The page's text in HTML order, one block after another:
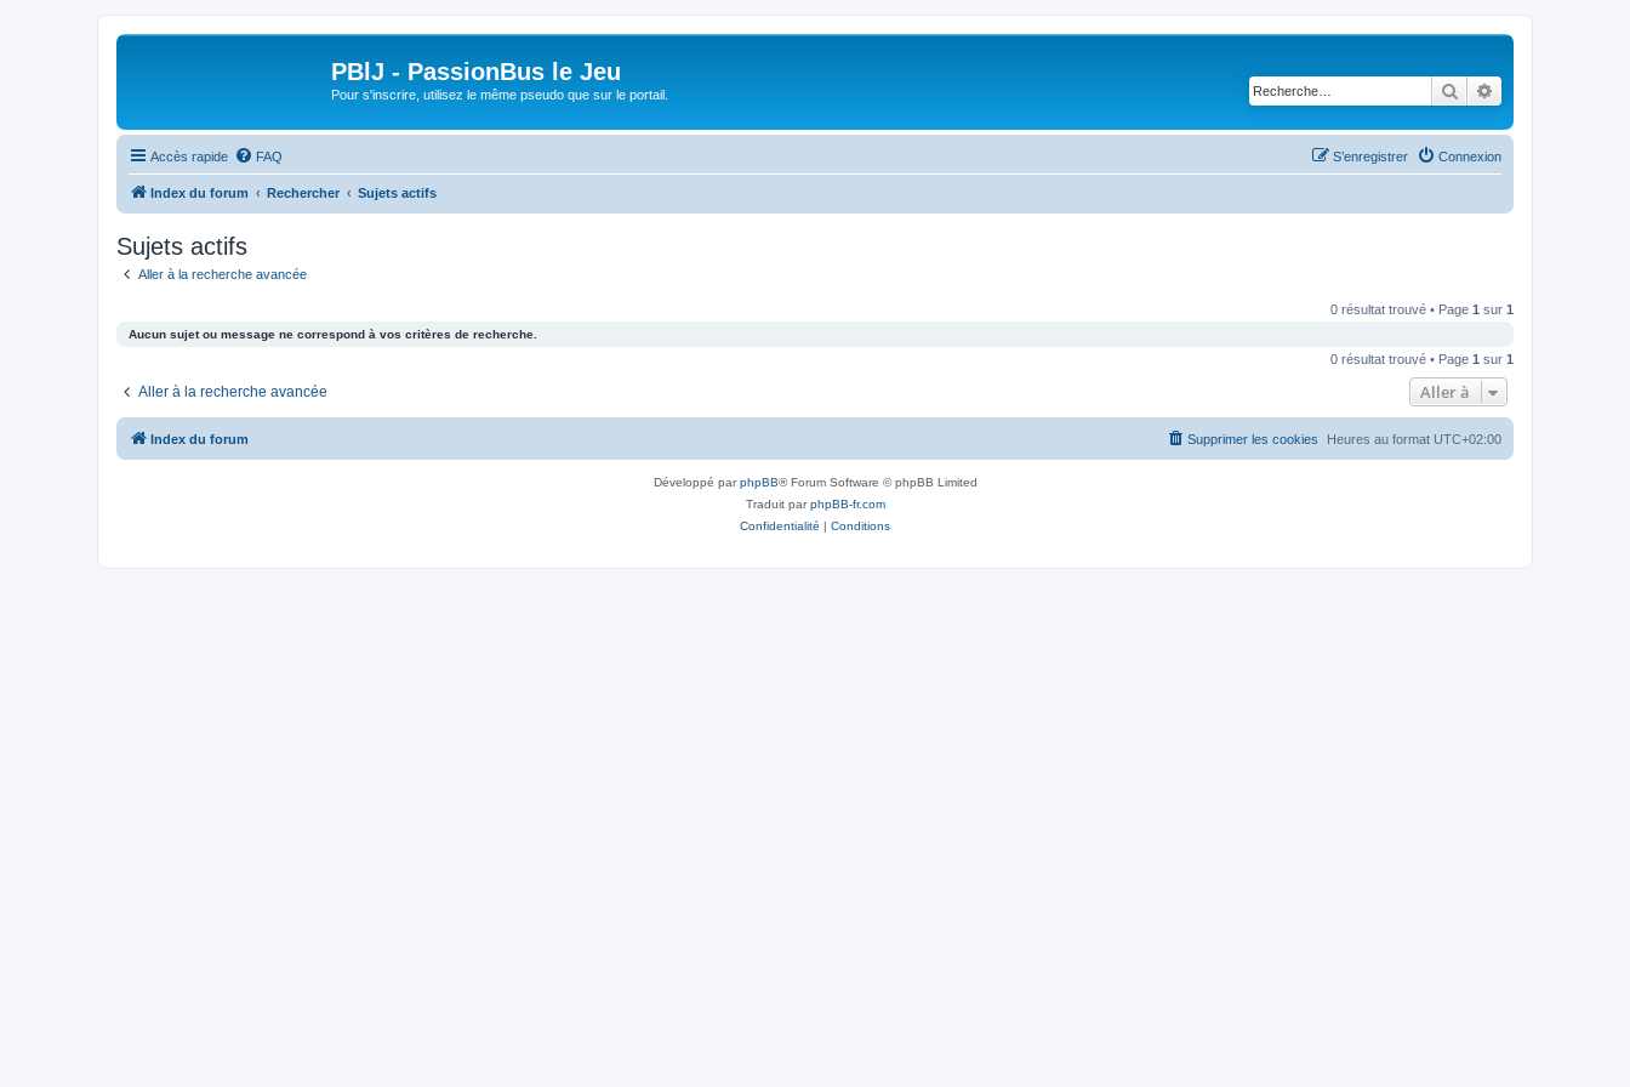
PBlJ - PassionBus le Jeu
Pour s'inscrire, utilisez le même pseudo que sur le portail. Rechercher
Accès rapide FAQ Connexion
S’enregistrer
Index du forum Rechercher Sujets actifs
Sujets actifs
Aller à la recherche avancée
0 résultat trouvé • Page 1 sur 1
Aucun sujet ou message ne correspond à vos critères de recherche.
0 résultat trouvé • Page 1 sur 1
Aller à la recherche avancée Aller à
Index du forum Heures au format UTC+02:00
Supprimer les cookies
Développé parphpBB® Forum Software © phpBB Limited
Traduit parphpBB-fr.com
Confidentialité | Conditions